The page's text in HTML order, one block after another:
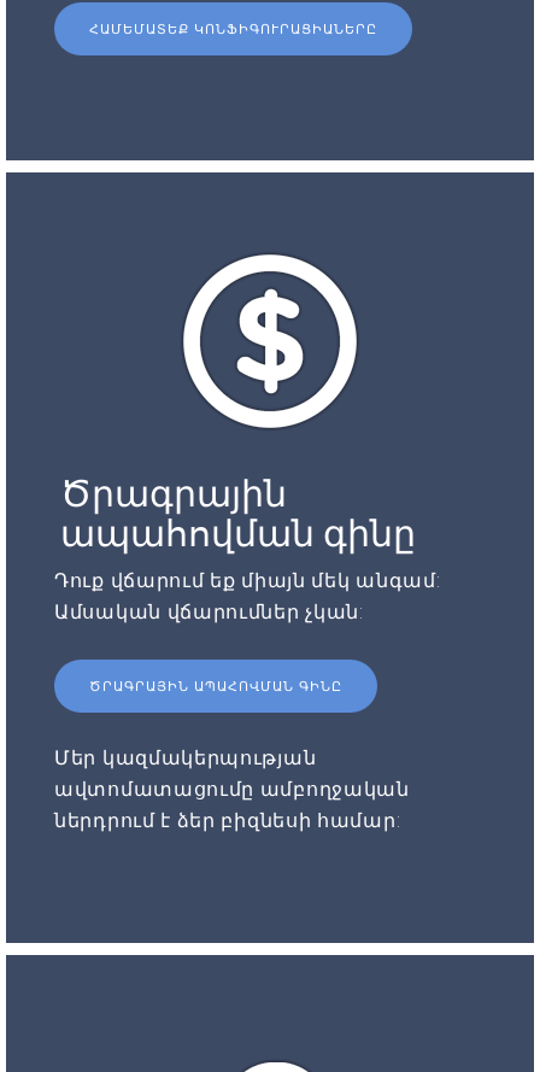
ՀԱՄԵՄԱՏԵՔ ԿՈՆՖԻԳՈՒՐԱՑԻԱՆԵՐԸ
Ծրագրային
ապահովման գինը
Դուք վճարում եք միայն մեկ անգամ:
Ամսական վճարումներ չկան:
ԾՐԱԳՐԱՅԻՆ ԱՊԱՀՈՎՄԱՆ ԳԻՆԸ
Մեր կազմակերպության
ավտոմատացումը ամբողջական
ներդրում է ձեր բիզնեսի համար: